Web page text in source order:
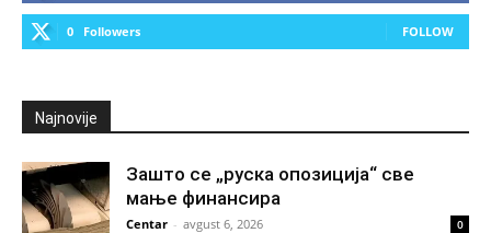
0 Followers FOLLOW
Najnovije
Зашто се „руска опозиција“ све
мање финансира
Centar - avgust 6, 2026 0